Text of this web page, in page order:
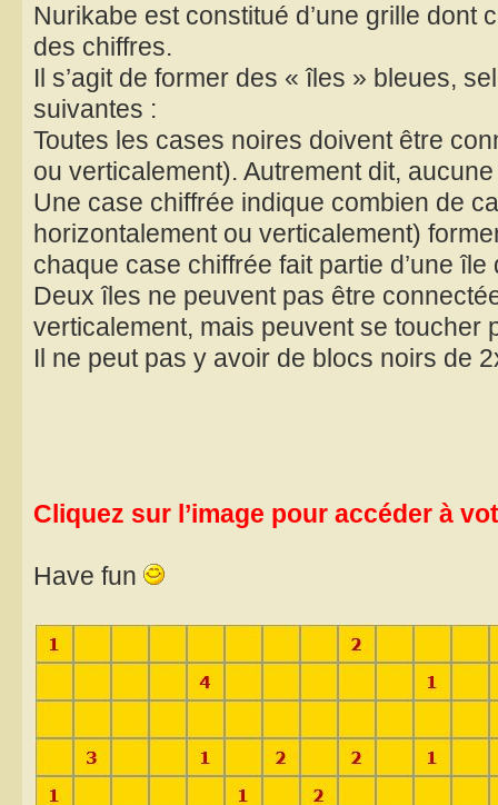
Nurikabe est constitué d’une grille dont
des chiffres.
Il s’agit de former des « îles » bleues,
suivantes :
Toutes les cases noires doivent être
ou verticalement). Autrement dit,
Une case chiffrée indique combien de
horizontalement ou verticalement)
chaque case chiffrée fait partie d’une île
Deux îles ne peuvent pas être
verticalement, mais peuvent se toucher
Il ne peut pas y avoir de blocs noirs de
Cliquez sur l’image pour accéder à
Have fun